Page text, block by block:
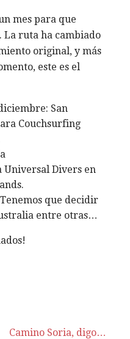
mes para que
La ruta ha cambiado
original, y más
este es el
San
Couchsurfing
Universal Divers en
que decidir
entre otras…
Camino Soria, digo…